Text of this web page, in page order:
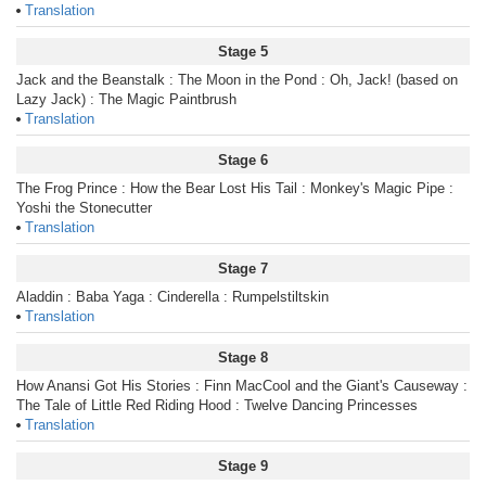
Translation
Stage 5
Jack and the Beanstalk : The Moon in the Pond : Oh, Jack! (based on
Lazy Jack) : The Magic Paintbrush
Translation
Stage 6
The Frog Prince : How the Bear Lost His Tail : Monkey's Magic Pipe :
Yoshi the Stonecutter
Translation
Stage 7
Aladdin : Baba Yaga : Cinderella : Rumpelstiltskin
Translation
Stage 8
How Anansi Got His Stories : Finn MacCool and the Giant's Causeway :
The Tale of Little Red Riding Hood : Twelve Dancing Princesses
Translation
Stage 9